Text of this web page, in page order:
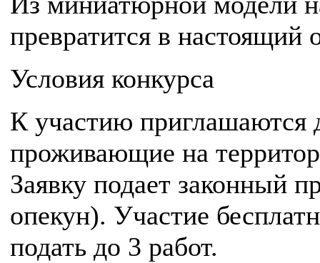
превратится в настоящий
Условия конкурса
К участию приглашаются
проживающие на
Заявку подает законный
опекун). Участие
подать до 3 работ.